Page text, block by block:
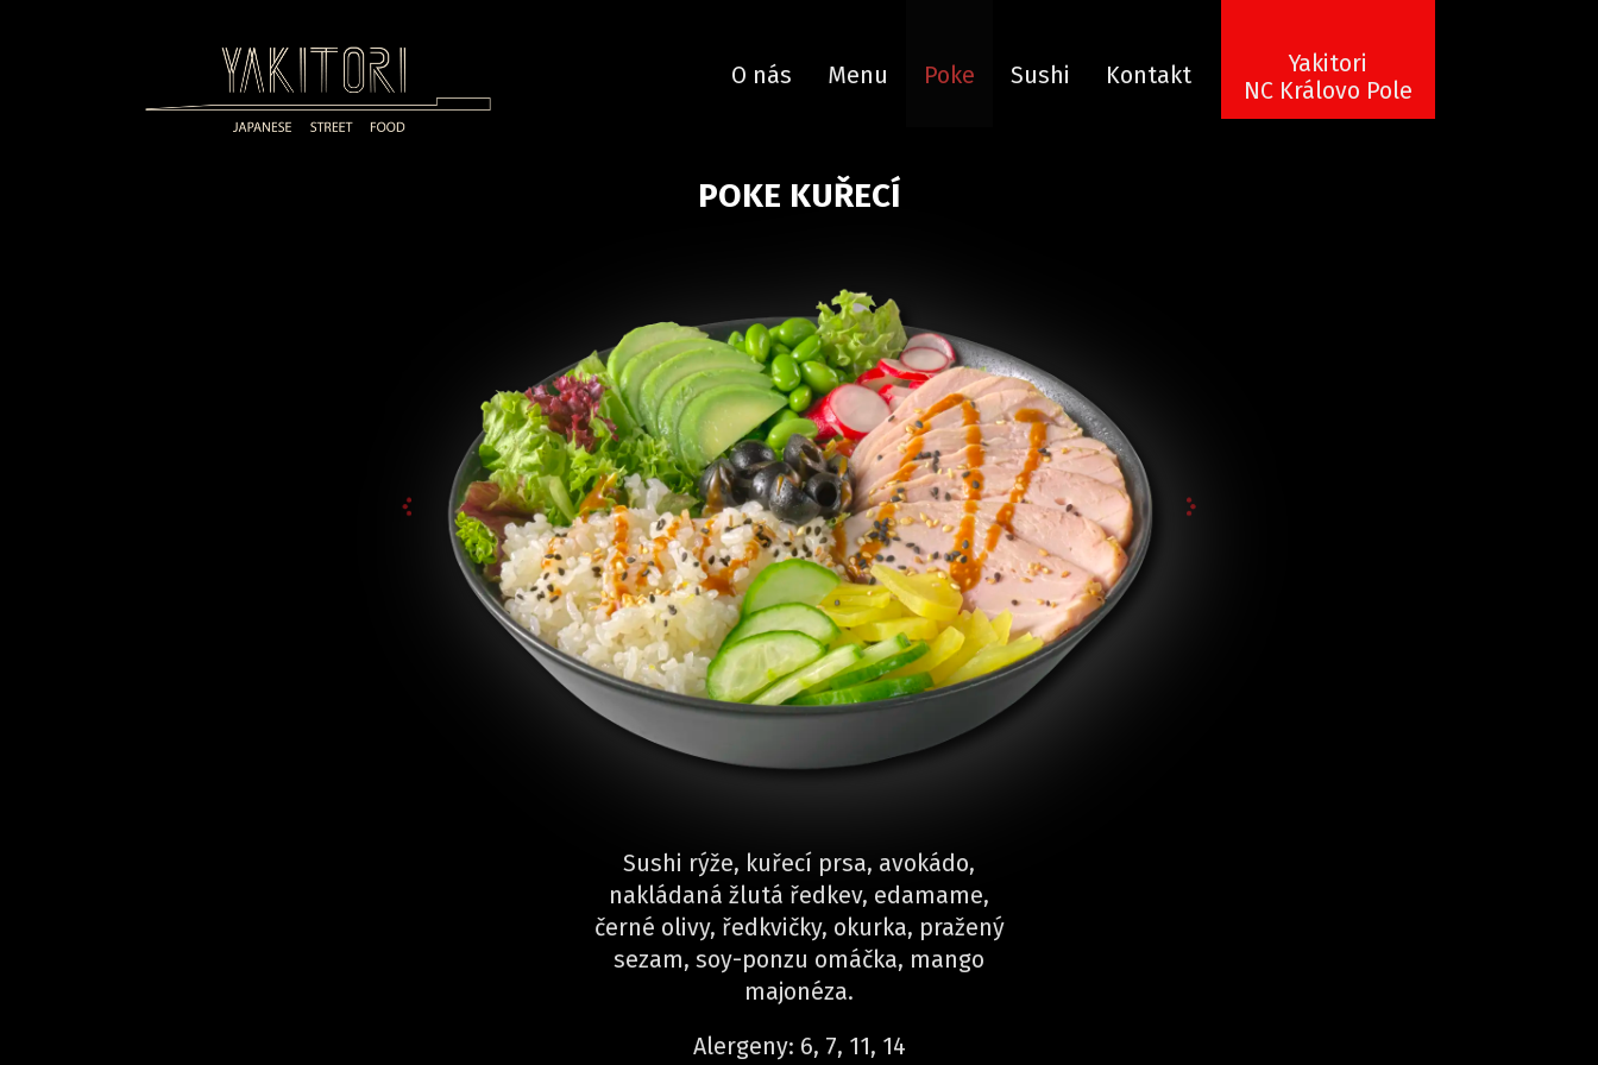
O nás Menu Poke Sushi Kontakt
Yakitori
NC Královo Pole
POKE KUŘECÍ
Sushi rýže, kuřecí prsa, avokádo,
nakládaná žlutá ředkev, edamame,
černé olivy, ředkvičky, okurka, pražený
sezam, soy-ponzu omáčka, mango
majonéza.
Alergeny: 6, 7, 11, 14